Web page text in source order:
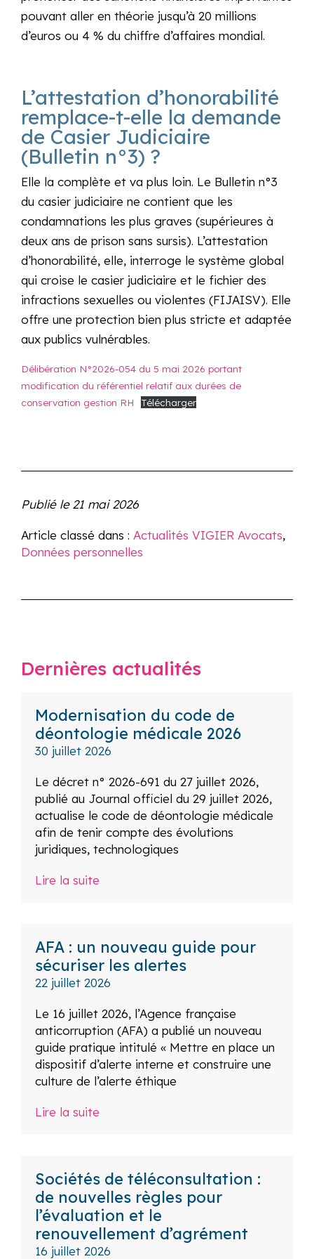
pouvant aller en théorie jusqu’à 20 millions
d’euros ou 4 % du chiffre d’affaires mondial.
L’attestation d’honorabilité
remplace-t-elle la demande
de Casier Judiciaire
(Bulletin n°3) ?
Elle la complète et va plus loin. Le Bulletin n°3
du casier judiciaire ne contient que les
condamnations les plus graves (supérieures à
deux ans de prison sans sursis). L’attestation
d’honorabilité, elle, interroge le système global
qui croise le casier judiciaire et le fichier des
infractions sexuelles ou violentes (FIJAISV). Elle
offre une protection bien plus stricte et adaptée
aux publics vulnérables.
Délibération N°2026-054 du 5 mai 2026 portant
modification du référentiel relatif aux durées de
conservation gestion RH
Télécharger
Publié le 21 mai 2026
Article classé dans : Actualités VIGIER Avocats,
Données personnelles
Dernières actualités
Modernisation du code de
déontologie médicale 2026
30 juillet 2026
Le décret n° 2026-691 du 27 juillet 2026,
publié au Journal officiel du 29 juillet 2026,
actualise le code de déontologie médicale
afin de tenir compte des évolutions
juridiques, technologiques
Lire la suite
AFA : un nouveau guide pour
sécuriser les alertes
22 juillet 2026
Le 16 juillet 2026, l’Agence française
anticorruption (AFA) a publié un nouveau
guide pratique intitulé « Mettre en place un
dispositif d’alerte interne et construire une
culture de l’alerte éthique
Lire la suite
Sociétés de téléconsultation :
de nouvelles règles pour
l’évaluation et le
renouvellement d’agrément
16 juillet 2026